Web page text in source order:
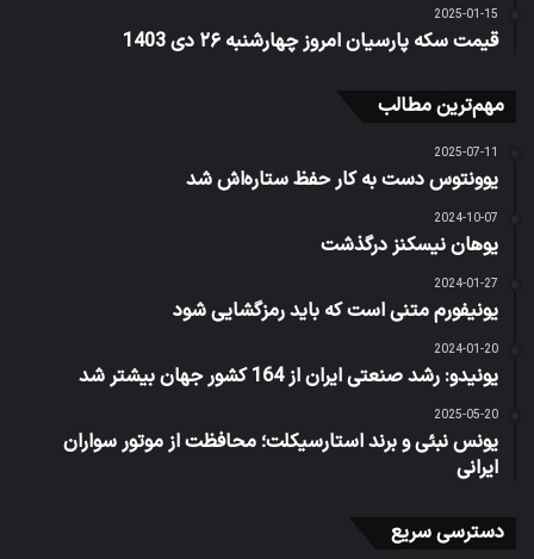
2025-01-15
قیمت سکه پارسیان امروز چهارشنبه ۲۶ دی 1403
مهم‌ترین مطالب
2025-07-11
یوونتوس دست به کار حفظ ستاره‌اش شد
2024-10-07
یوهان نیسکنز درگذشت
2024-01-27
یونیفورم متنی است که باید رمزگشایی شود
2024-01-20
یونیدو: رشد صنعتی ایران از 164 کشور جهان بیشتر شد
2025-05-20
یونس نبئی و برند استارسیکلت؛ محافظت از موتور سواران
ایرانی
دسترسی سریع